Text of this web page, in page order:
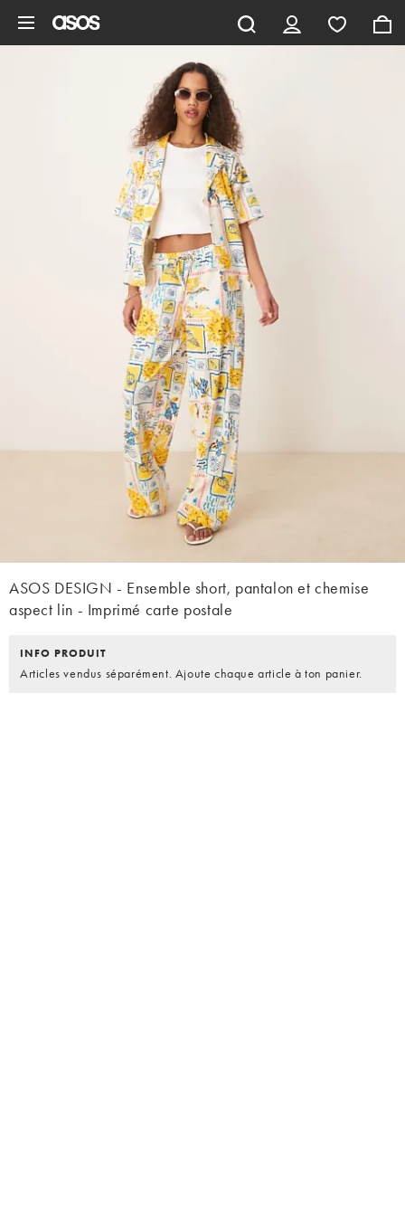
ASOS DESIGN - Ensemble short, pantalon et chemise
aspect lin - Imprimé carte postale
INFO PRODUIT
Articles vendus séparément. Ajoute chaque article à ton panier.